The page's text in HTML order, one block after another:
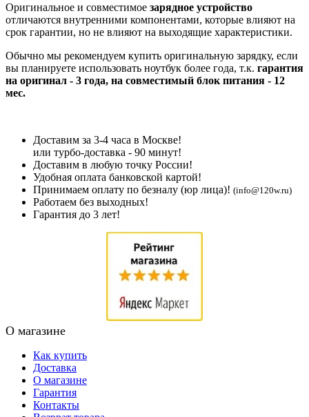
Оригинальное и совместимое зарядное устройство
отличаются внутренними компонентами, которые влияют на
срок гарантии, но не влияют на выходящие характеристики.
Обычно мы рекомендуем купить оригинальную зарядку, если
вы планируете использовать ноутбук более года, т.к. гарантия
на оригинал - 3 года, на совместимый блок питания - 12
мес.
Доставим за 3-4 часа в Москве!
или турбо-доставка - 90 минут!
Доставим в любую точку России!
Удобная оплата банковской картой!
Принимаем оплату по безналу (юр лица)! (info@120w.ru)
Работаем без выходных!
Гарантия до 3 лет!
О магазине
Как купить
Доставка
О магазине
Гарантия
Контакты